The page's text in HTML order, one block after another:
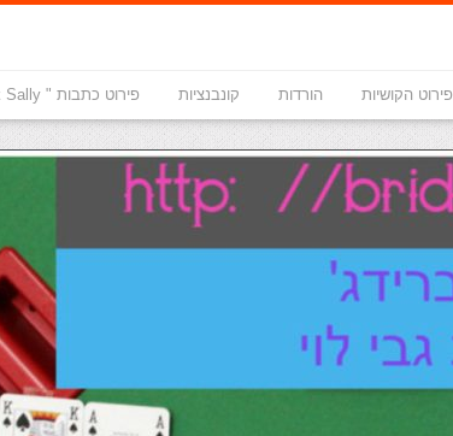
פירוט הקושיות הורדות קונבנציות פירוט כתבות " Ask Sally "